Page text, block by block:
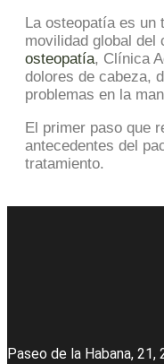
La osteopatía es un
movilidad global
osteopatía, Clínica
dolores de cabeza,
problemas en la
El primer paso que
antecedentes del
tratamiento.
Paseo de la Habana, 21,